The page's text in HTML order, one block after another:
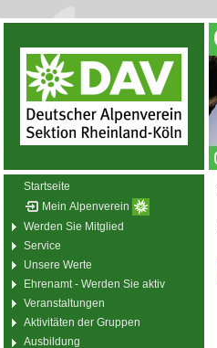
Startseite
Mein Alpenverein
Werden Sie Mitglied
Service
Unsere Werte
Ehrenamt - Werden Sie aktiv
Veranstaltungen
Aktivitäten der Gruppen
Ausbildung